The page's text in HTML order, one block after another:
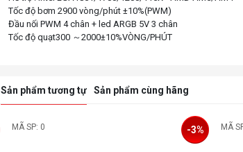
Tốc độ bơm 2900 vòng/phút ±10%(PWM)
Đầu nối PWM 4 chân + led ARGB 5V 3 chân
Sản phẩm tương tự Sản phẩm cùng hãng
MÃ SP: 0 -3% MÃ